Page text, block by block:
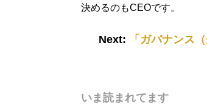
決めるのもCEOです。
Next: 「ガバナンス
いま読まれてます